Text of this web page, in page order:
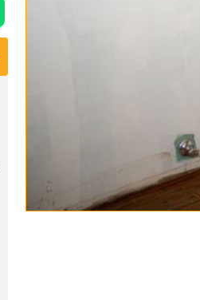
בחריש בזכות האתר הנהדר הזה !
הצעות מחיר מבעלי מקצוע שונים. בחרתי
לי ויצאנו לדרך. התוצאות מעולות.